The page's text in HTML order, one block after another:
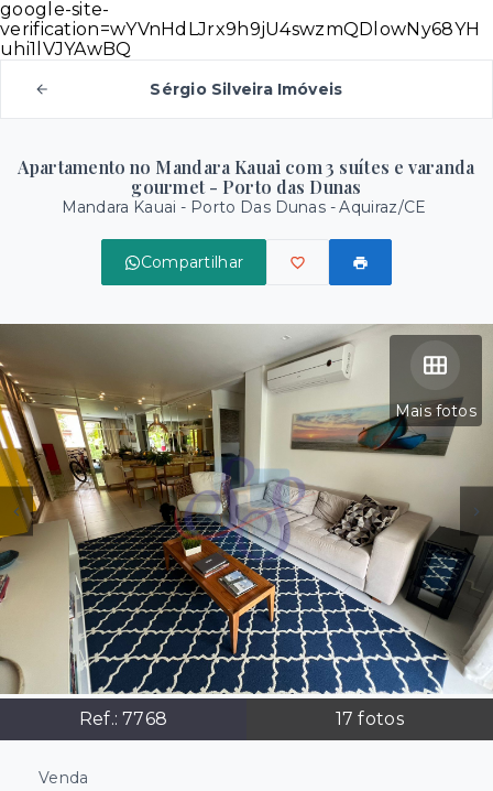
google-site-
verification=wYVnHdLJrx9h9jU4swzmQDlowNy68YH
uhi1lVJYAwBQ
Sérgio Silveira Imóveis
Apartamento no Mandara Kauai com 3 suítes e varanda
gourmet - Porto das Dunas
Mandara Kauai - Porto Das Dunas - Aquiraz/CE
Compartilhar
Mais fotos
Ref.: 7768 17 fotos
Venda